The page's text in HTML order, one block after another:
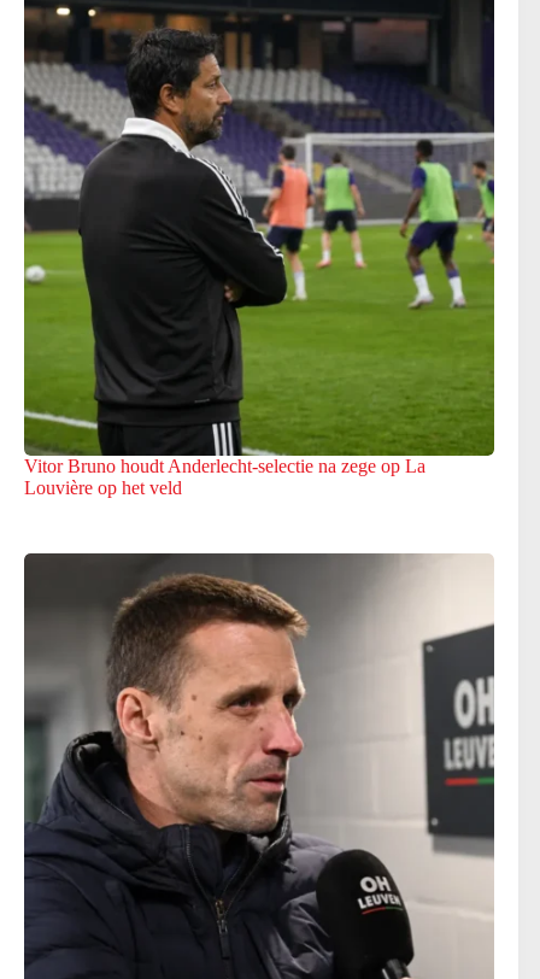
Vitor Bruno houdt Anderlecht-selectie na zege op La
Louvière op het veld